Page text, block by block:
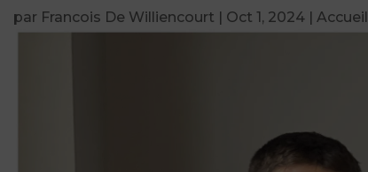
par Francois De Williencourt | Oct 1, 2024 | Accueil